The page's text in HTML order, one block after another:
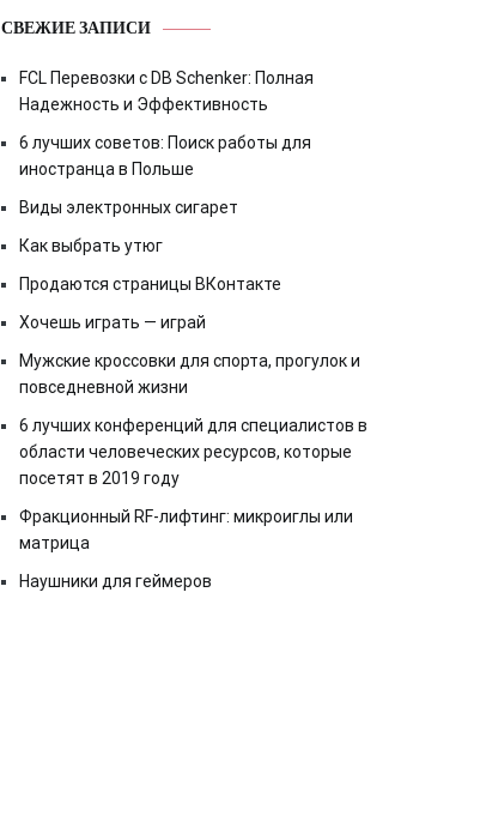
СВЕЖИЕ ЗАПИСИ
FCL Перевозки с DB Schenker: Полная
Надежность и Эффективность
6 лучших советов: Поиск работы для
иностранца в Польше
Виды электронных сигарет
Как выбрать утюг
Продаются страницы ВКонтакте
Хочешь играть — играй
Мужские кроссовки для спорта, прогулок и
повседневной жизни
6 лучших конференций для специалистов в
области человеческих ресурсов, которые
посетят в 2019 году
Фракционный RF-лифтинг: микроиглы или
матрица
Наушники для геймеров